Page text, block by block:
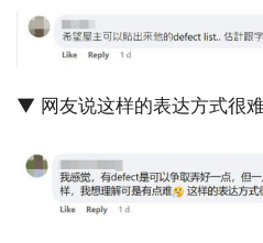
▼ 网友说这样的表达方式很